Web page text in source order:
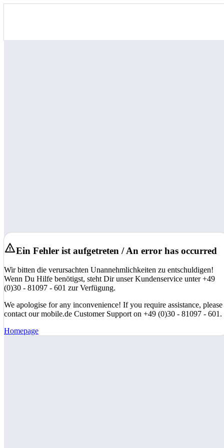
Ein Fehler ist aufgetreten / An error has occurred
Wir bitten die verursachten Unannehmlichkeiten zu entschuldigen!
Wenn Du Hilfe benötigst, steht Dir unser Kundenservice unter +49
(0)30 - 81097 - 601 zur Verfügung.
We apologise for any inconvenience! If you require assistance, please
contact our mobile.de Customer Support on +49 (0)30 - 81097 - 601.
Homepage